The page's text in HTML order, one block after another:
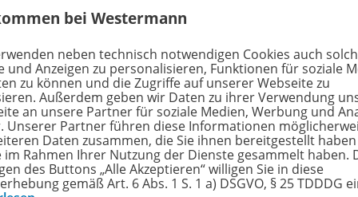
hat in den monoteistischen Religionen Christentum,
erleben das Wasser in kleinen Übungen als verbindendes
bei Westermann
neben technisch notwendigen Cookies auch
und Anzeigen zu personalisieren, Funktionen für soziale
zu können und die Zugriffe auf unserer Webseite zu
Außerdem geben wir Daten zu ihrer Verwendung
an unsere Partner für soziale Medien, Werbung und
Unserer Partner führen diese Informationen
Daten zusammen, die Sie ihnen bereitgestellt
im Rahmen Ihrer Nutzung der Dienste gesammelt haben.
des Buttons „Alle Akzeptieren“ willigen Sie in diese
gemäß Art. 6 Abs. 1 S. 1 a) DSGVO, § 25 TDDDG